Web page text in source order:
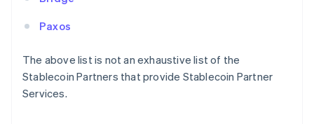
Paxos
The above list is not an exhaustive list of the
Stablecoin Partners that provide Stablecoin Partner
Services.
English
English
EspañolEnglish
Estonie
English